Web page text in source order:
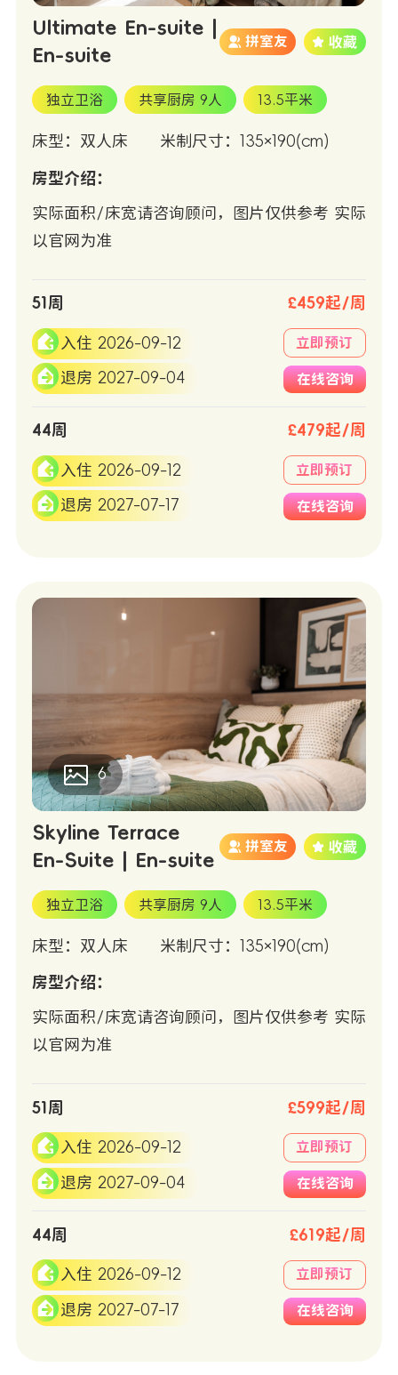
Ultimate En-suite |
En-suite
拼室友
独立卫浴 共享厨房 9人 13.5平米
床型：双人床 米制尺寸：135×190(cm)
房型介绍：
实际面积/床宽请咨询顾问，图片仅供参考 实际
以官网为准
51周 £459起/周
入住 2026-09-12
退房 2027-09-04
立即预订
在线咨询
44周 £479起/周
入住 2026-09-12
退房 2027-07-17
立即预订
在线咨询
6
Skyline Terrace
En-Suite | En-suite
拼室友
独立卫浴 共享厨房 9人 13.5平米
床型：双人床 米制尺寸：135×190(cm)
房型介绍：
实际面积/床宽请咨询顾问，图片仅供参考 实际
以官网为准
51周 £599起/周
入住 2026-09-12
退房 2027-09-04
立即预订
在线咨询
44周 £619起/周
入住 2026-09-12
退房 2027-07-17
立即预订
在线咨询